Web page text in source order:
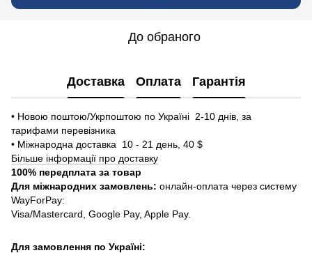
До обраного
Доставка Оплата Гарантія
• Новою поштою/Укрпоштою по Україні 2-10 днів, за
тарифами перевізника
• Міжнародна доставка 10 - 21 день, 40 $
Більше інформації про доставку
100% передплата за товар
Для міжнародних замовлень: онлайн-оплата через систему
WayForPay:
Visa/Mastercard, Google Pay, Apple Pay.
Для замовлення по Україні: